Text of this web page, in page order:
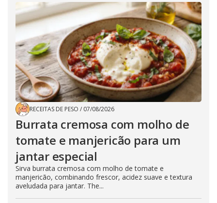
RECEITAS DE PESO / 07/08/2026
Burrata cremosa com molho de
tomate e manjericão para um
jantar especial
Sirva burrata cremosa com molho de tomate e
manjericão, combinando frescor, acidez suave e textura
aveludada para jantar. The...